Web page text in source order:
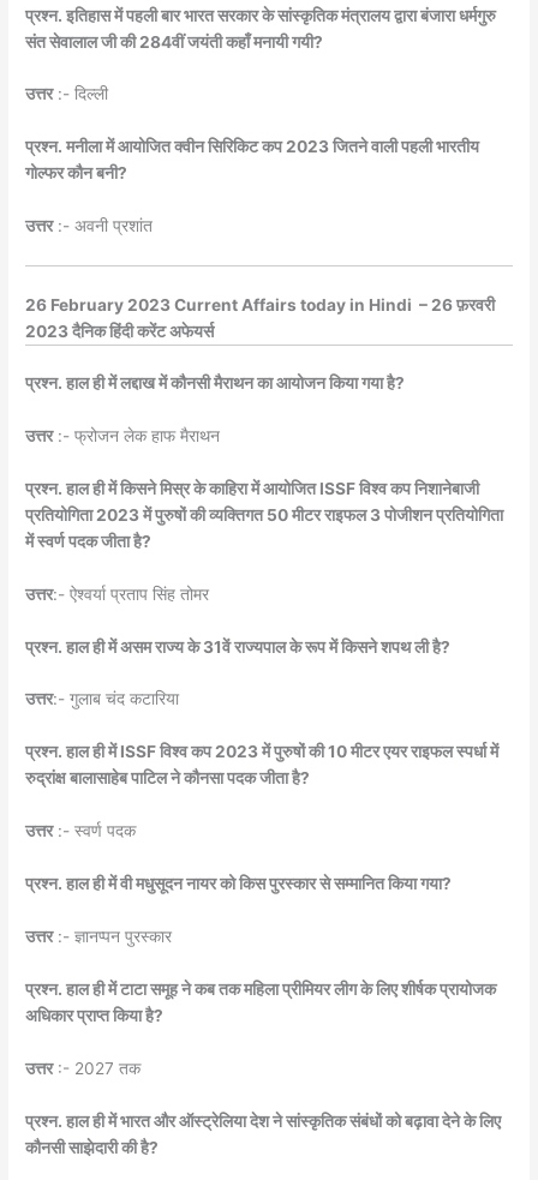
प्रश्न. इतिहास में पहली बार भारत सरकार के सांस्कृतिक मंत्रालय द्वारा बंजारा धर्मगुरु
संत सेवालाल जी की 284वीं जयंती कहाँ मनायी गयी?
उत्तर:- दिल्ली
प्रश्न. मनीला में आयोजित क्वीन सिरिकिट कप 2023 जितने वाली पहली भारतीय
गोल्फर कौन बनी?
उत्तर:- अवनी प्रशांत
26 February 2023 Current Affairs today in Hindi – 26 फ़रवरी
2023 दैनिक हिंदी करेंट अफेयर्स
प्रश्न. हाल ही में लद्दाख में कौनसी मैराथन का आयोजन किया गया है?
उत्तर:- फ्रोजन लेक हाफ मैराथन
प्रश्न. हाल ही में किसने मिस्र के काहिरा में आयोजित ISSF विश्व कप निशानेबाजी
प्रतियोगिता 2023 में पुरुषों की व्यक्तिगत 50 मीटर राइफल 3 पोजीशन प्रतियोगिता
में स्वर्ण पदक जीता है?
उत्तर:- ऐश्वर्या प्रताप सिंह तोमर
प्रश्न. हाल ही में असम राज्य के 31वें राज्यपाल के रूप में किसने शपथ ली है?
उत्तर:- गुलाब चंद कटारिया
प्रश्न. हाल ही में ISSF विश्व कप 2023 में पुरुषों की 10 मीटर एयर राइफल स्पर्धा में
रुद्रांक्ष बालासाहेब पाटिल ने कौनसा पदक जीता है?
उत्तर:- स्वर्ण पदक
प्रश्न. हाल ही में वी मधुसूदन नायर को किस पुरस्कार से सम्मानित किया गया?
उत्तर:- ज्ञानप्पन पुरस्कार
प्रश्न. हाल ही में टाटा समूह ने कब तक महिला प्रीमियर लीग के लिए शीर्षक प्रायोजक
अधिकार प्राप्त किया है?
उत्तर:- 2027 तक
प्रश्न. हाल ही में भारत और ऑस्ट्रेलिया देश ने सांस्कृतिक संबंधों को बढ़ावा देने के लिए
कौनसी साझेदारी की है?